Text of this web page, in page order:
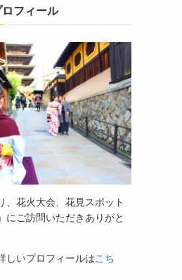
フィール
、花火大会、花見スポット
にご訪問いただきありがと
しいプロフィールはこち